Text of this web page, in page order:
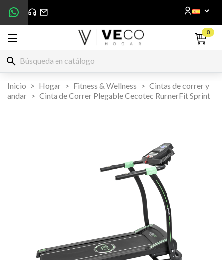
0
search
Inicio Hogar Fitness & Wellness
Cintas de correr y
andar
Cinta de Correr Plegable Cecotec RunnerFit Sprint